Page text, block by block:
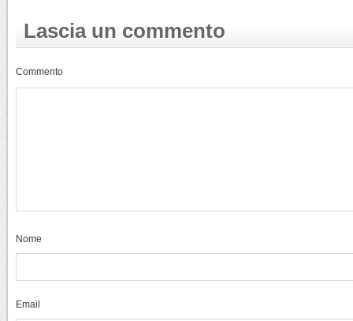
Lascia un commento
Commento
Nome
Email